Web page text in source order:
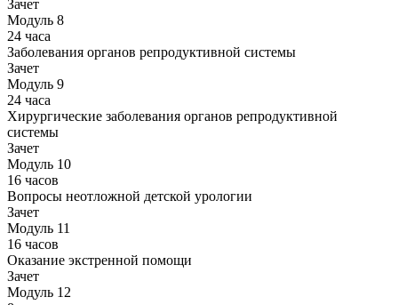
Зачет
Модуль 8
24 часа
Заболевания органов репродуктивной системы
Зачет
Модуль 9
24 часа
Хирургические заболевания органов репродуктивной
системы
Зачет
Модуль 10
16 часов
Вопросы неотложной детской урологии
Зачет
Модуль 11
16 часов
Оказание экстренной помощи
Зачет
Модуль 12